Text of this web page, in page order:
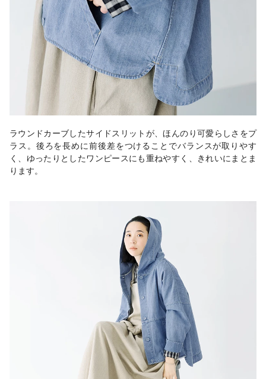
ラウンドカーブしたサイドスリットが、ほんのり可愛らしさをプ
ラス。後ろを長めに前後差をつけることでバランスが取りやす
く、ゆったりとしたワンピースにも重ねやすく、きれいにまとま
ります。